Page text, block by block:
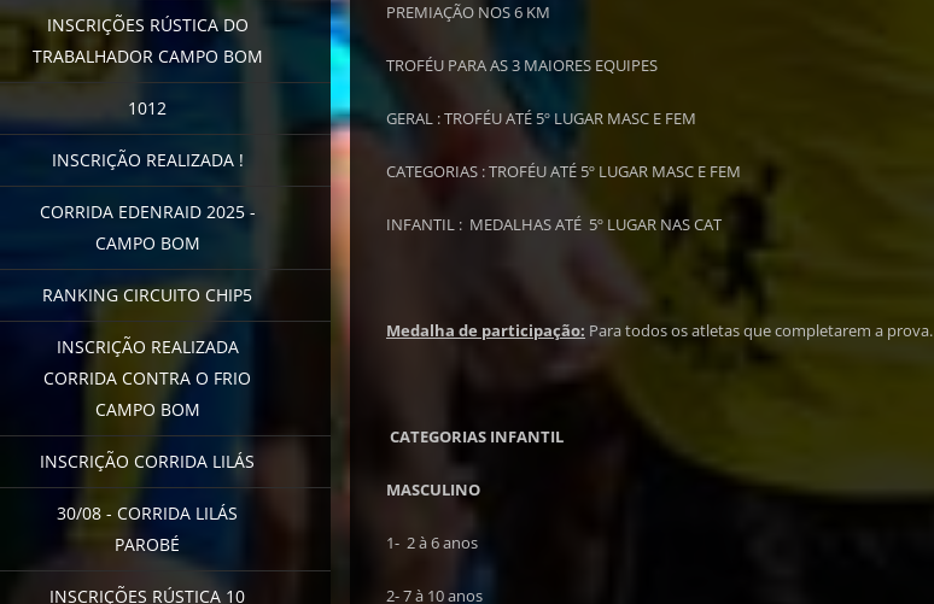
INSCRIÇÕES RÚSTICA DO
TRABALHADOR CAMPO BOM
1012
INSCRIÇÃO REALIZADA !
CORRIDA EDENRAID 2025 -
CAMPO BOM
RANKING CIRCUITO CHIP5
INSCRIÇÃO REALIZADA
CORRIDA CONTRA O FRIO
CAMPO BOM
INSCRIÇÃO CORRIDA LILÁS
30/08 - CORRIDA LILÁS
PAROBÉ
INSCRIÇÕES RÚSTICA 10
PREMIAÇÃO NOS 6 KM
TROFÉU PARA AS 3 MAIORES EQUIPES
GERAL : TROFÉU ATÉ 5º LUGAR MASC E FEM
CATEGORIAS : TROFÉU ATÉ 5º LUGAR MASC E FEM
INFANTIL : MEDALHAS ATÉ 5º LUGAR NAS CAT
Medalha de participação: Para todos os atletas que completarem a prova.
CATEGORIAS INFANTIL
MASCULINO
1- 2 à 6 anos
2- 7 à 10 anos